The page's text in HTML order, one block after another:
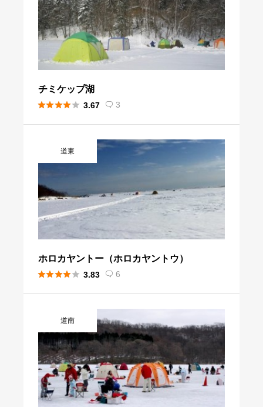
チミケップ湖
 3.67  3
道東
ホロカヤントー（ホロカヤントウ）
 3.83  6
道南